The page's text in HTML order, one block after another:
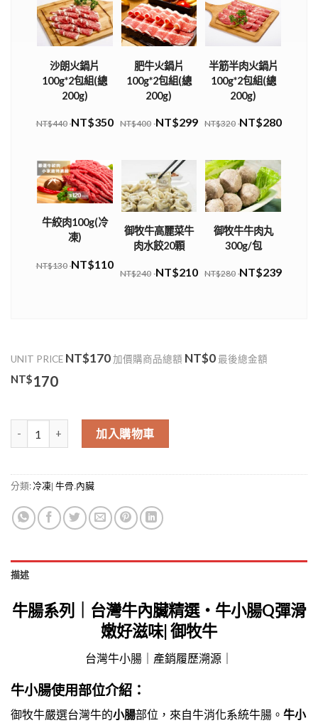
沙朗火鍋片
100g*2包組(總
200g)
NT$440 NT$350
肥牛火鍋片
100g*2包組(總
200g)
NT$400 NT$299
半筋半肉火鍋片
100g*2包組(總
200g)
NT$320 NT$280
牛絞肉100g(冷
凍)
NT$130 NT$110
御牧牛高麗菜牛
肉水餃20顆
NT$240 NT$210
御牧牛牛肉丸
300g/包
NT$280 NT$239
UNIT PRICE NT$170加價購商品總額 NT$0 最後總金額
NT$170
牛小腸(Intestines) 數量加入購物車
分類: 冷凍| 牛骨.內臟
描述
牛腸系列｜台灣牛內臟精選・牛小腸Q彈滑
嫩好滋味|御牧牛
台灣牛小腸｜產銷履歷溯源｜
牛小腸使用部位介紹：
御牧牛嚴選台灣牛的小腸部位，來自牛消化系統牛腸。 牛小